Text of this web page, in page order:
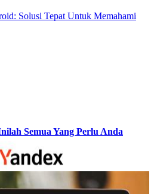
Solusi Tepat Untuk Memahami
Semua Yang Perlu Anda